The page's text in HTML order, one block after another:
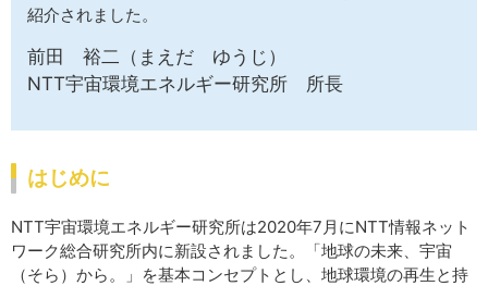
紹介されました。
前田 裕二（まえだ ゆうじ）
NTT宇宙環境エネルギー研究所 所長
はじめに
NTT宇宙環境エネルギー研究所は2020年7月にNTT情報ネット
ワーク総合研究所内に新設されました。「地球の未来、宇宙
（そら）から。」を基本コンセプトとし、地球環境の再生と持